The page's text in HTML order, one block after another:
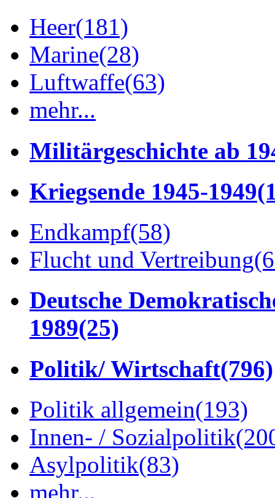
Heer(181)
Marine(28)
Luftwaffe(63)
mehr...
Militärgeschichte ab
Kriegsende 1945-1949
Endkampf(58)
Flucht und Vertreibung
Deutsche
1989(25)
Politik/ Wirtschaft(796)
Politik allgemein(193)
Innen- / Sozialpolitik
Asylpolitik(83)
mehr...